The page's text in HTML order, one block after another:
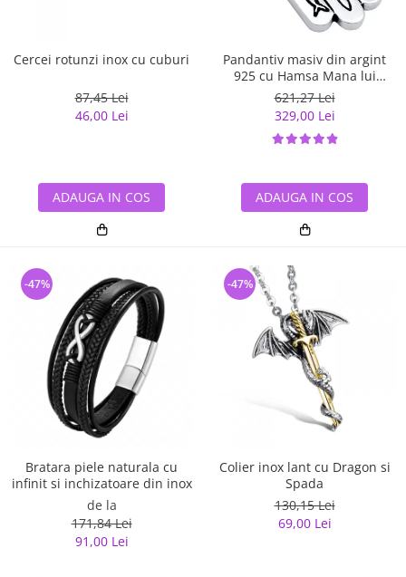
Cercei rotunzi inox cu cuburi
87,45 Lei
46,00 Lei
ADAUGA IN COS
Pandantiv masiv din argint
925 cu Hamsa Mana lui
Fatima
621,27 Lei
329,00 Lei
ADAUGA IN COS
Bratara piele naturala cu
infinit si inchizatoare din inox
de la
171,84 Lei
91,00 Lei
-47%
Colier inox lant cu Dragon si
Spada
130,15 Lei
69,00 Lei
-47%